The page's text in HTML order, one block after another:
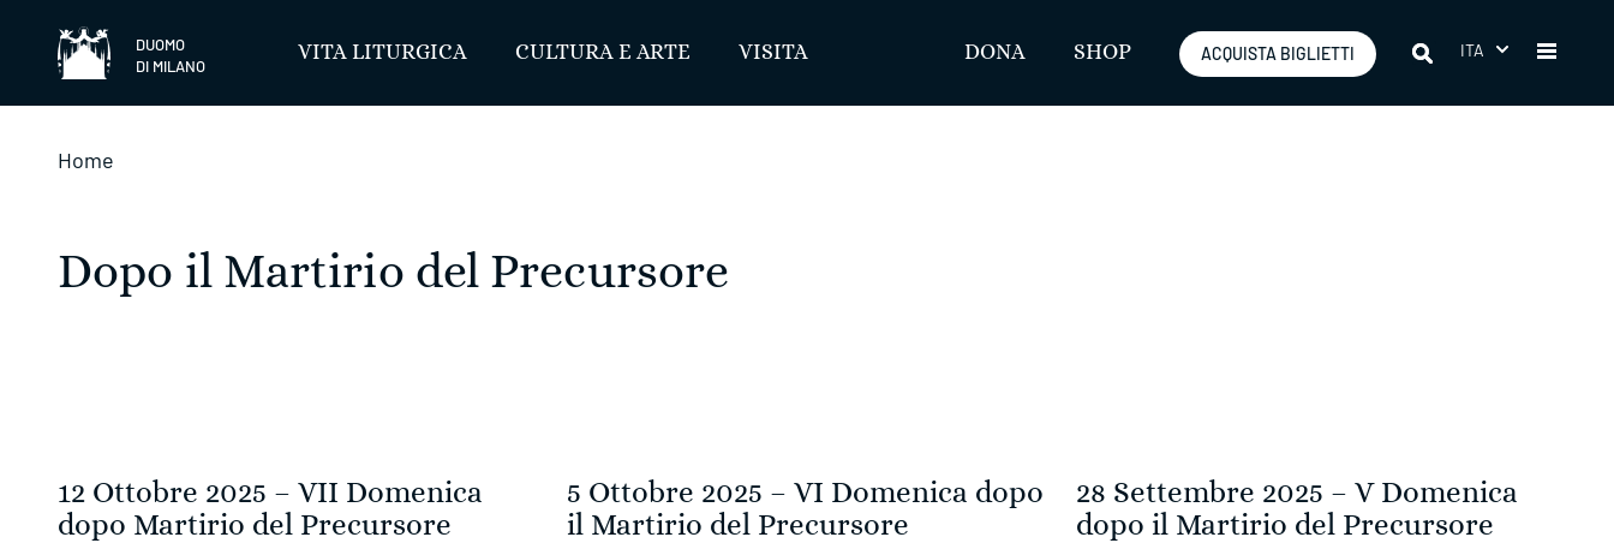
DUOMO
DI MILANO
VITA LITURGICA CULTURA E ARTE VISITA DONA SHOP ACQUISTA BIGLIETTI ITA
Home
Dopo il Martirio del Precursore
12 Ottobre 2025 – VII Domenica
dopo Martirio del Precursore
5 Ottobre 2025 – VI Domenica dopo
il Martirio del Precursore
28 Settembre 2025 – V Domenica
dopo il Martirio del Precursore